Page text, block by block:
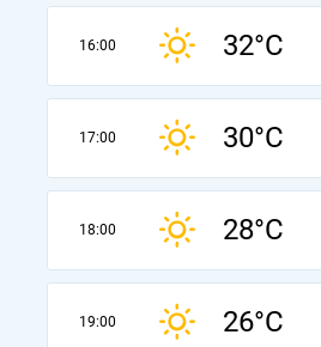
16:00 32°C
17:00 30°C
18:00 28°C
19:00 26°C